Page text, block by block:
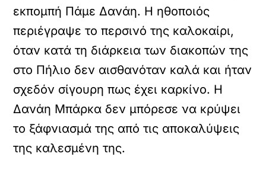
εκπομπή Πάμε Δανάη. Η ηθοποιός
περιέγραψε το περσινό της καλοκαίρι,
όταν κατά τη διάρκεια των διακοπών της
στο Πήλιο δεν αισθανόταν καλά και ήταν
σχεδόν σίγουρη πως έχει καρκίνο. Η
Δανάη Μπάρκα δεν μπόρεσε να κρύψει
το ξάφνιασμά της από τις αποκαλύψεις
της καλεσμένη της.